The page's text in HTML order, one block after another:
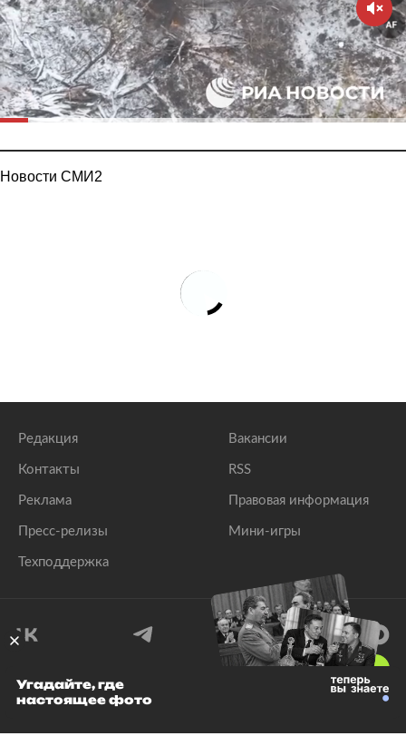
Новости СМИ2
Редакция
Контакты
Реклама
Пресс-релизы
Техподдержка
Вакансии
RSS
Правовая информация
Мини-игры
© 1999–2026 Все права защищены.
Угадайте, где
настоящее фото